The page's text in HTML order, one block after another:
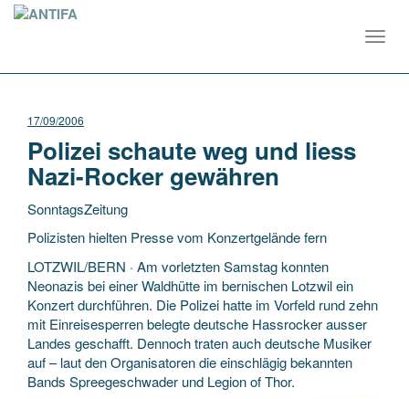
17/09/2006
Polizei schaute weg und liess
Nazi-Rocker gewähren
SonntagsZeitung
Polizisten hielten Presse vom Konzertgelände fern
LOTZWIL/BERN · Am vorletzten Samstag konnten
Neonazis bei einer Waldhütte im bernischen Lotzwil ein
Konzert durchführen. Die Polizei hatte im Vorfeld rund zehn
mit Einreisesperren belegte deutsche Hassrocker ausser
Landes geschafft. Dennoch traten auch deutsche Musiker
auf – laut den Organisatoren die einschlägig bekannten
Bands Spreegeschwader und Legion of Thor.